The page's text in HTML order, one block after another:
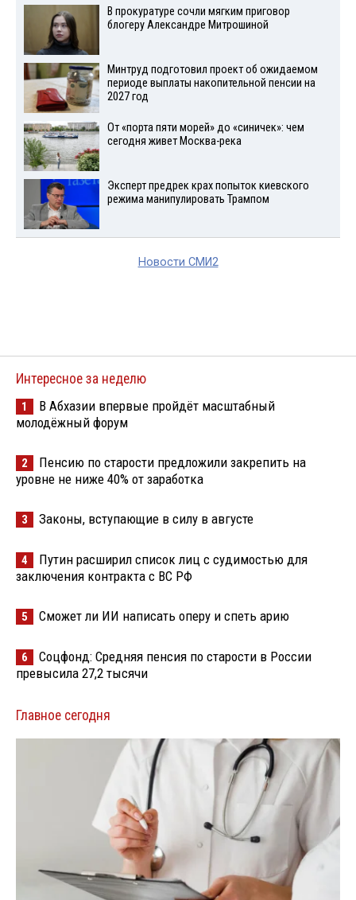
В прокуратуре сочли мягким приговор
блогеру Александре Митрошиной
Минтруд подготовил проект об ожидаемом
периоде выплаты накопительной пенсии на
2027 год
От «порта пяти морей» до «синичек»: чем
сегодня живет Москва-река
Эксперт предрек крах попыток киевского
режима манипулировать Трампом
Новости СМИ2
Интересное за неделю
1
В Абхазии впервые пройдёт масштабный
молодёжный форум
2
Пенсию по старости предложили закрепить на
уровне не ниже 40% от заработка
3 Законы, вступающие в силу в августе
4
Путин расширил список лиц с судимостью для
заключения контракта с ВС РФ
5 Сможет ли ИИ написать оперу и спеть арию
6
Соцфонд: Средняя пенсия по старости в России
превысила 27,2 тысячи
Главное сегодня